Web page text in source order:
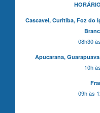
Cascavel, Curitiba,Foz do
08h30
Apucarana,
10h
09h às